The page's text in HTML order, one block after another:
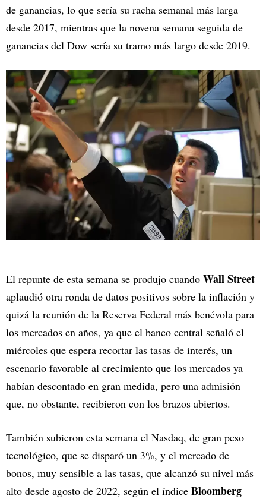
de ganancias, lo que sería su racha semanal más larga
desde 2017, mientras que la novena semana seguida de
ganancias del Dow sería su tramo más largo desde 2019.
El repunte de esta semana se produjo cuando Wall Street
aplaudió otra ronda de datos positivos sobre la inflación y
quizá la reunión de la Reserva Federal más benévola para
los mercados en años, ya que el banco central señaló el
miércoles que espera recortar las tasas de interés, un
escenario favorable al crecimiento que los mercados ya
habían descontado en gran medida, pero una admisión
que, no obstante, recibieron con los brazos abiertos.
También subieron esta semana el Nasdaq, de gran peso
tecnológico, que se disparó un 3%, y el mercado de
bonos, muy sensible a las tasas, que alcanzó su nivel más
alto desde agosto de 2022, según el índice Bloomberg